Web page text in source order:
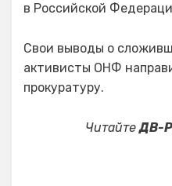
в Российской
Свои выводы о
активисты ОНФ
прокуратуру.
ЧитайтеДВ-